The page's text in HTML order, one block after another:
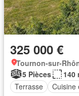
325 000 €
Tournon-sur-
5 Pièces
140
Terrasse
Cuisine